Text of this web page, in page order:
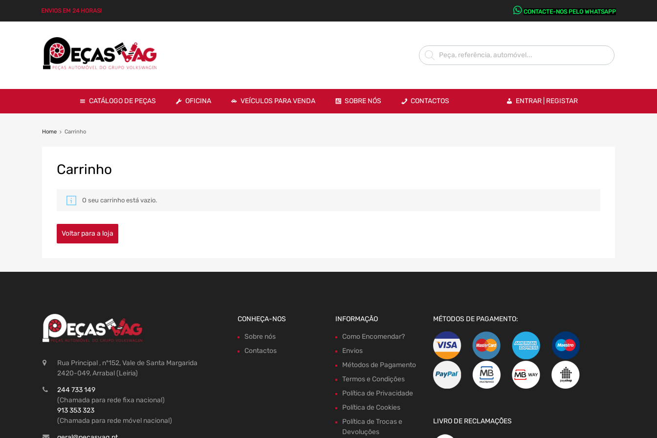
ENVIOS EM 24 HORAS! CONTACTE-NOS PELO WHATSAPP
CATÁLOGO DE PEÇAS OFICINA VEÍCULOS PARA VENDA SOBRE NÓS CONTACTOS ENTRAR | REGISTAR
Home Carrinho
Carrinho
O seu carrinho está vazio.
Voltar para a loja
Rua Principal , nº152, Vale de Santa Margarida
2420-049, Arrabal (Leiria)
244 733 149
(Chamada para rede fixa nacional)
913 353 323
(Chamada para rede móvel nacional)
CONHEÇA-NOS
Sobre nós
Contactos
INFORMAÇÃO
Como Encomendar?
Envios
Métodos de Pagamento
Termos e Condições
Política de Privacidade
Política de Cookies
Política de Trocas e
Devoluções
MÉTODOS DE PAGAMENTO:
LIVRO DE RECLAMAÇÕES